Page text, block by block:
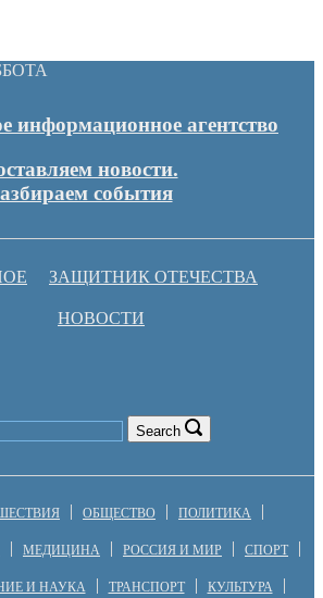
информационное агентство
новости.
события
ЗАЩИТНИК ОТЕЧЕСТВА
НОВОСТИ
Search
ОБЩЕСТВО ПОЛИТИКА
МЕДИЦИНА РОССИЯ И МИР СПОРТ
И НАУКА ТРАНСПОРТ КУЛЬТУРА